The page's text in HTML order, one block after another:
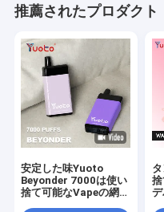
推薦されたプロダクト
安定した味Yuoto
Beyonder 7000は使い
捨て可能なVapeの網の